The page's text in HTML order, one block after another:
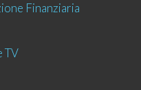
Finanziaria
TV